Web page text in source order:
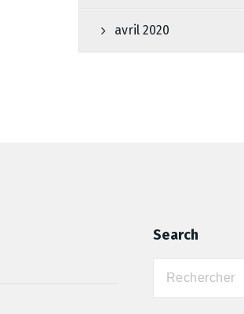
avril 2020
Search